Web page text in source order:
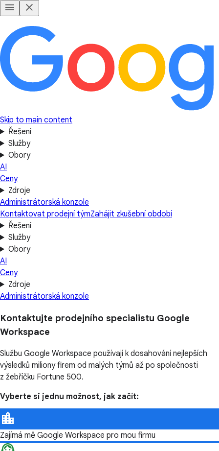
Skip to main content
Řešení
Služby
Obory
AI
Ceny
Zdroje
Administrátorská konzole
Kontaktovat prodejní týmZahájit zkušební období
Řešení
Služby
Obory
AI
Ceny
Zdroje
Administrátorská konzole
Kontaktujte prodejního specialistu Google
Workspace
Službu Google Workspace používají k dosahování nejlepších
výsledků miliony firem od malých týmů až po společnosti
z žebříčku Fortune 500.
Vyberte si jednu možnost, jak začít:
Zajímá mě Google Workspace pro mou firmu